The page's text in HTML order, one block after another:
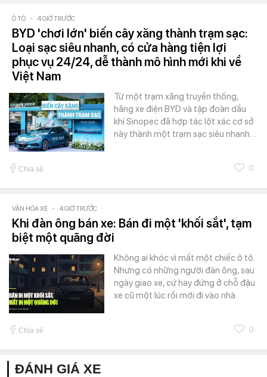
Ô TÔ - 4 GIỜ TRƯỚC
BYD 'chơi lớn' biến cây xăng thành trạm sạc:
Loại sạc siêu nhanh, có cửa hàng tiện lợi
phục vụ 24/24, dễ thành mô hình mới khi về
Việt Nam
Từ một trạm xăng truyền thống,
hãng xe điện BYD và tập đoàn dầu
khí Sinopec đã hợp tác lột xác cơ sở
này thành một trạm sạc siêu nhanh…
Chia sẻ 0
VĂN HÓA XE - 4 GIỜ TRƯỚC
Khi đàn ông bán xe: Bán đi một 'khối sắt', tạm
biệt một quãng đời
Không ai khóc vì mất một chiếc ô tô.
Nhưng có những người đàn ông, sau
ngày giao xe, cứ hay đứng ở chỗ đậu
xe cũ một lúc rồi mới đi vào nhà.
Chia sẻ 0
ĐÁNH GIÁ XE